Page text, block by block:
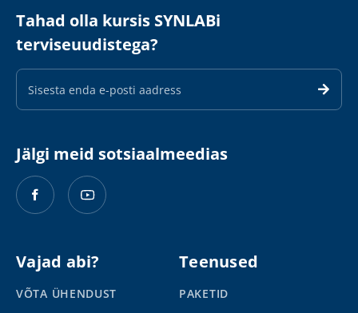
Tahad olla kursis SYNLABi
terviseuudistega?
E-
maili
aadress
Jälgi meid sotsiaalmeedias
Vajad abi?
VÕTA ÜHENDUST
Teenused
PAKETID